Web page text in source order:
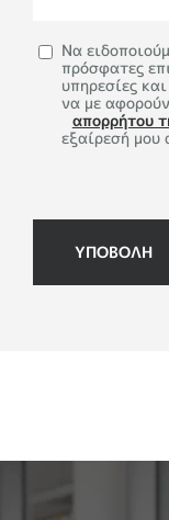
Να
πρόσφατες
υπηρεσίες
να με
απορρήτου
εξαίρεσή
ΥΠΟΒΟΛΉ